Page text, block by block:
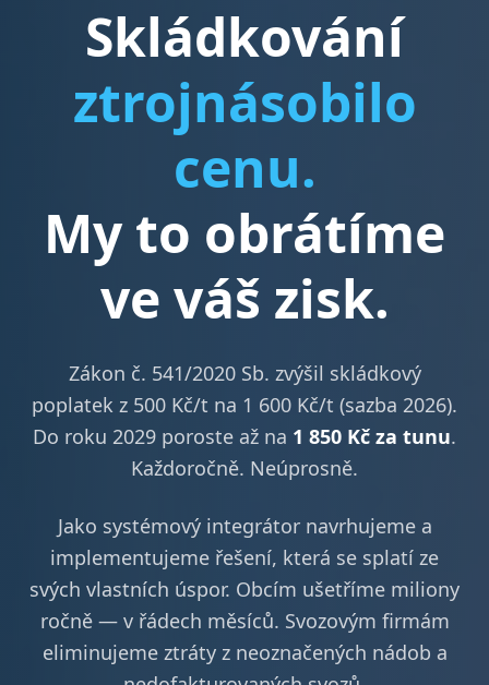
Skládkování
ztrojnásobilo
cenu.
My to obrátíme
ve váš zisk.
Zákon č. 541/2020 Sb. zvýšil skládkový
poplatek z 500 Kč/t na 1 600 Kč/t (sazba 2026).
Do roku 2029 poroste až na 1 850 Kč za tunu.
Každoročně. Neúprosně.
Jako systémový integrátor navrhujeme a
implementujeme řešení, která se splatí ze
svých vlastních úspor. Obcím ušetříme miliony
ročně — v řádech měsíců. Svozovým firmám
eliminujeme ztráty z neoznačených nádob a